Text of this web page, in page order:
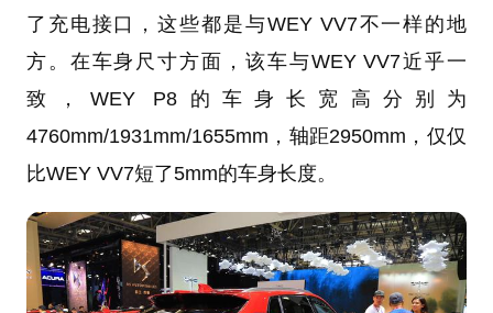
了充电接口，这些都是与WEY VV7不一样的地
方。在车身尺寸方面，该车与WEY VV7近乎一
致，WEY P8的车身长宽高分别为
4760mm/1931mm/1655mm，轴距2950mm，仅仅
比WEY VV7短了5mm的车身长度。